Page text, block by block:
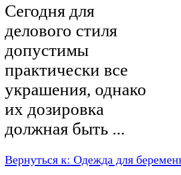
Сегодня для
делового стиля
допустимы
практически все
украшения, однако
их дозировка
должная быть ...
Вернуться к: Одежда для